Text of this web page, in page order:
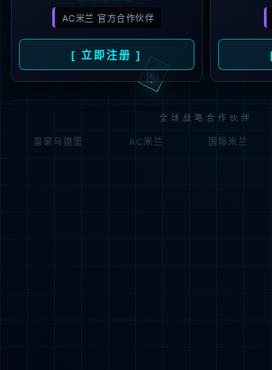
垃圾发电 厨余（餐厨）处置